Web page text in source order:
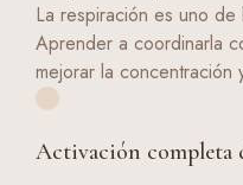
La respiración es uno
Aprender a coordinarla
mejorar la
Activación completa